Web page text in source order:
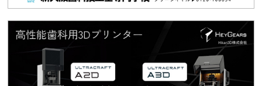
R6/7/21「実技研修会」
生涯研修
2024.05.24
5/26「令和6年度診療報酬改定講習会」
お知らせ
2024.05.17